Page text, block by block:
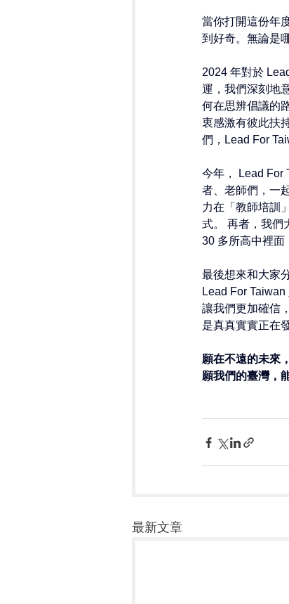
當你打開這份年
到好奇。無論是
2024 年對於
運，我們深刻地
何在思辨倡議的
衷感激有彼此扶
們， Lead For
今年， Lead For
者、老師們，一
力在「教師培訓
式。 再者，我們
30 多所高中裡面
最後想來和大家
Lead For Taiwan
讓我們更加確信
是真真實實正在
願在不遠的未來
願我們的臺灣，
最新文章